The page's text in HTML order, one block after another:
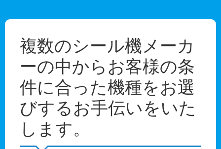
複数のシール機メーカ
ーの中からお客様の条
件に合った機種をお選
びするお手伝いをいた
します。